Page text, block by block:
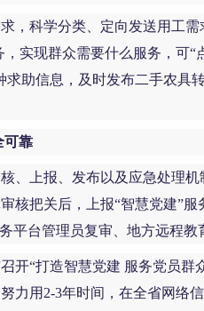
，科学分类、定向发送用工
实现群众需要什么服务，可
助信息，及时发布二手农具
可靠
、上报、发布以及应急处理
核把关后，上报“智慧党建”
平台管理员复审、地方远程教
开“打造智慧党建 服务党员
力用2-3年时间，在全省网络